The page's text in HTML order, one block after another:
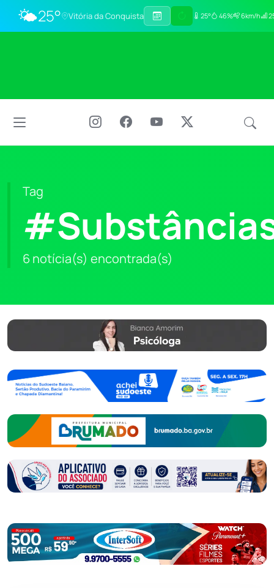
🌤️25° Vitória da Conquista 25° 46% 6km/h
Tag
6 notícia(s) encontrada(s)